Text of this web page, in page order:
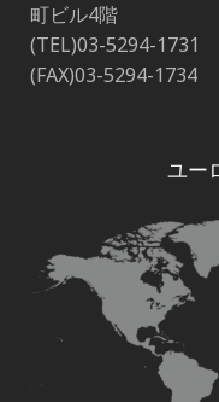
町ビル4階
(TEL)03-5294-1731
(FAX)03-5294-1734
ユー